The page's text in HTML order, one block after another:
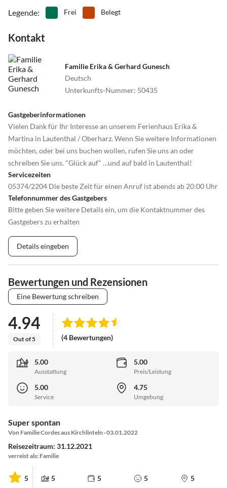
Legende: Frei Belegt
Kontakt
Familie Erika & Gerhard Gunesch
Deutsch
Unterkunfts-Nummer: 50435
Gastgeberinformationen
Vielen Dank für Ihr Interesse an unserem Ferienhaus Erika &
Martina in Lautenthal / Oberharz. Wenn Sie weitere Informationen
möchten, oder bei uns buchen wollen, rufen Sie uns an oder
schreiben Sie uns. "Glück auf" …und auf bald in Lautenthal!
Servicezeiten
05374/2204 Die beste Zeit für einen Anruf ist abends ab 20:00 Uhr
Telefonnummer des Gastgebers
Bitte geben Sie weitere Details ein, um die Kontaktnummer des
Gastgebers zu erhalten
Details eingeben
Bewertungen und Rezensionen
Eine Bewertung schreiben
4.94
Out of 5 (4 Bewertungen)
5.00
Ausstattung
5.00
Preis/Leistung
5.00
Service
4.75
Umgebung
Super spontan
Von Familie Cordes aus Kirchlinteln · 03.01.2022
Reisezeitraum: 31.12.2021
verreist als: Familie
5 5 5 5 5